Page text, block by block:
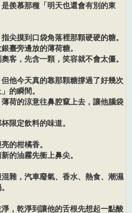
慕那種「明天也還會有別的東
摸到口袋角落裡那顆硬硬的糖。
旁邊放的薄荷糖。
，先含一顆，笑容就不會太僵。
今天真的靠那顆糖撐過了好幾次
的瞬間。
的涼意往鼻腔竄上去，讓他腦袋
定飲料的味道。
的柑橘香。
油霧先衝上鼻尖。
，汽車廢氣、香水、熱食、潮濕
乾淨到讓他的舌根先想起一點酸